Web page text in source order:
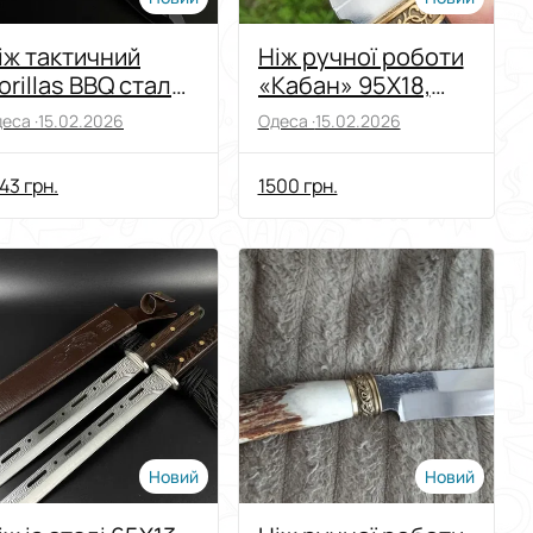
тактичний
BBQ сталь
KN1143
·15.02.2026
грн.
Ніж ручної роботи
«Кабан» 95Х18,
мисливський
Одеса ·15.02.2026
1500 грн.
Новий Новий